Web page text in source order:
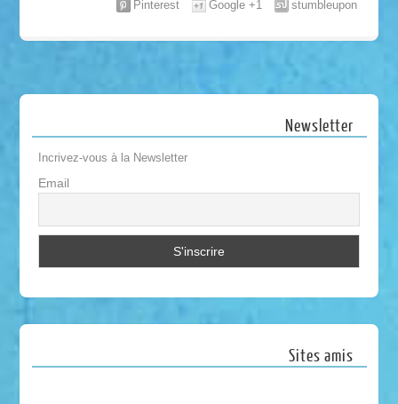
stumbleupon
Google +1
Pinterest
Newsletter
Incrivez-vous à la Newsletter
Email
Sites amis